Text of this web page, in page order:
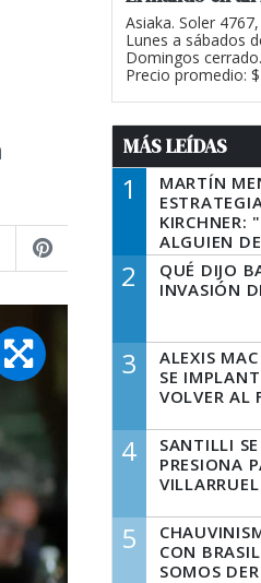
Asiaka. Soler
Lunes a sábados
Domingos
Precio promedio:
MÁS LEÍDAS
1
MARTÍN
KIRCHNER:
ALGUIEN
DECIR A LA
TIENE QUE
2
QUÉ DIJO
INVASIÓN
3
ALEXIS
SE
VOLVER AL
4
SANTILLI
PRESIONA
VILLARRUEL
5
CON
SOMOS